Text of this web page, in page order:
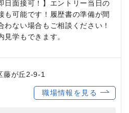
日面接可！】エントリー当日の
も可能です！履歴書の準備が間
わない場合もご相談ください！
見学もできます。
藤が丘2-9-1
職場情報を見る